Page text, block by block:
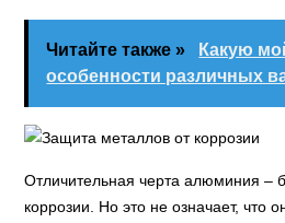
Читайте также »
Какую
особенности различных
Отличительная черта алюминия –
коррозии. Но это не означает, что